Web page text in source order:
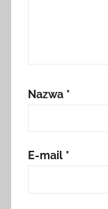
Nazwa *
E-mail *